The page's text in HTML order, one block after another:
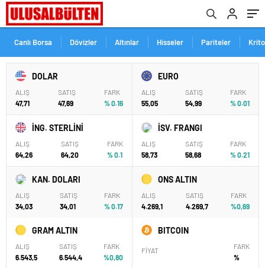
Canlı Borsa Dövizler Altınlar Hisseler Pariteler
DOLAR
ALIŞ
47,71
SATIŞ
47,69
FARK
% 0.16
EURO
ALIŞ
55,05
SATIŞ
54,99
FARK
% 0.01
İNG. STERLİNİ
ALIŞ
64,26
SATIŞ
64,20
FARK
% 0.1
İSV. FRANGI
ALIŞ
58,73
SATIŞ
58,68
FARK
% 0.21
KAN. DOLARI
ALIŞ
34,03
SATIŞ
34,01
FARK
% 0.17
ONS ALTIN
ALIŞ
4.269,1
SATIŞ
4.269,7
FARK
%0,69
GRAM ALTIN
ALIŞ
6.543,5
SATIŞ
6.544,4
FARK
%0,80
BITCOIN
FİYAT
FARK
%